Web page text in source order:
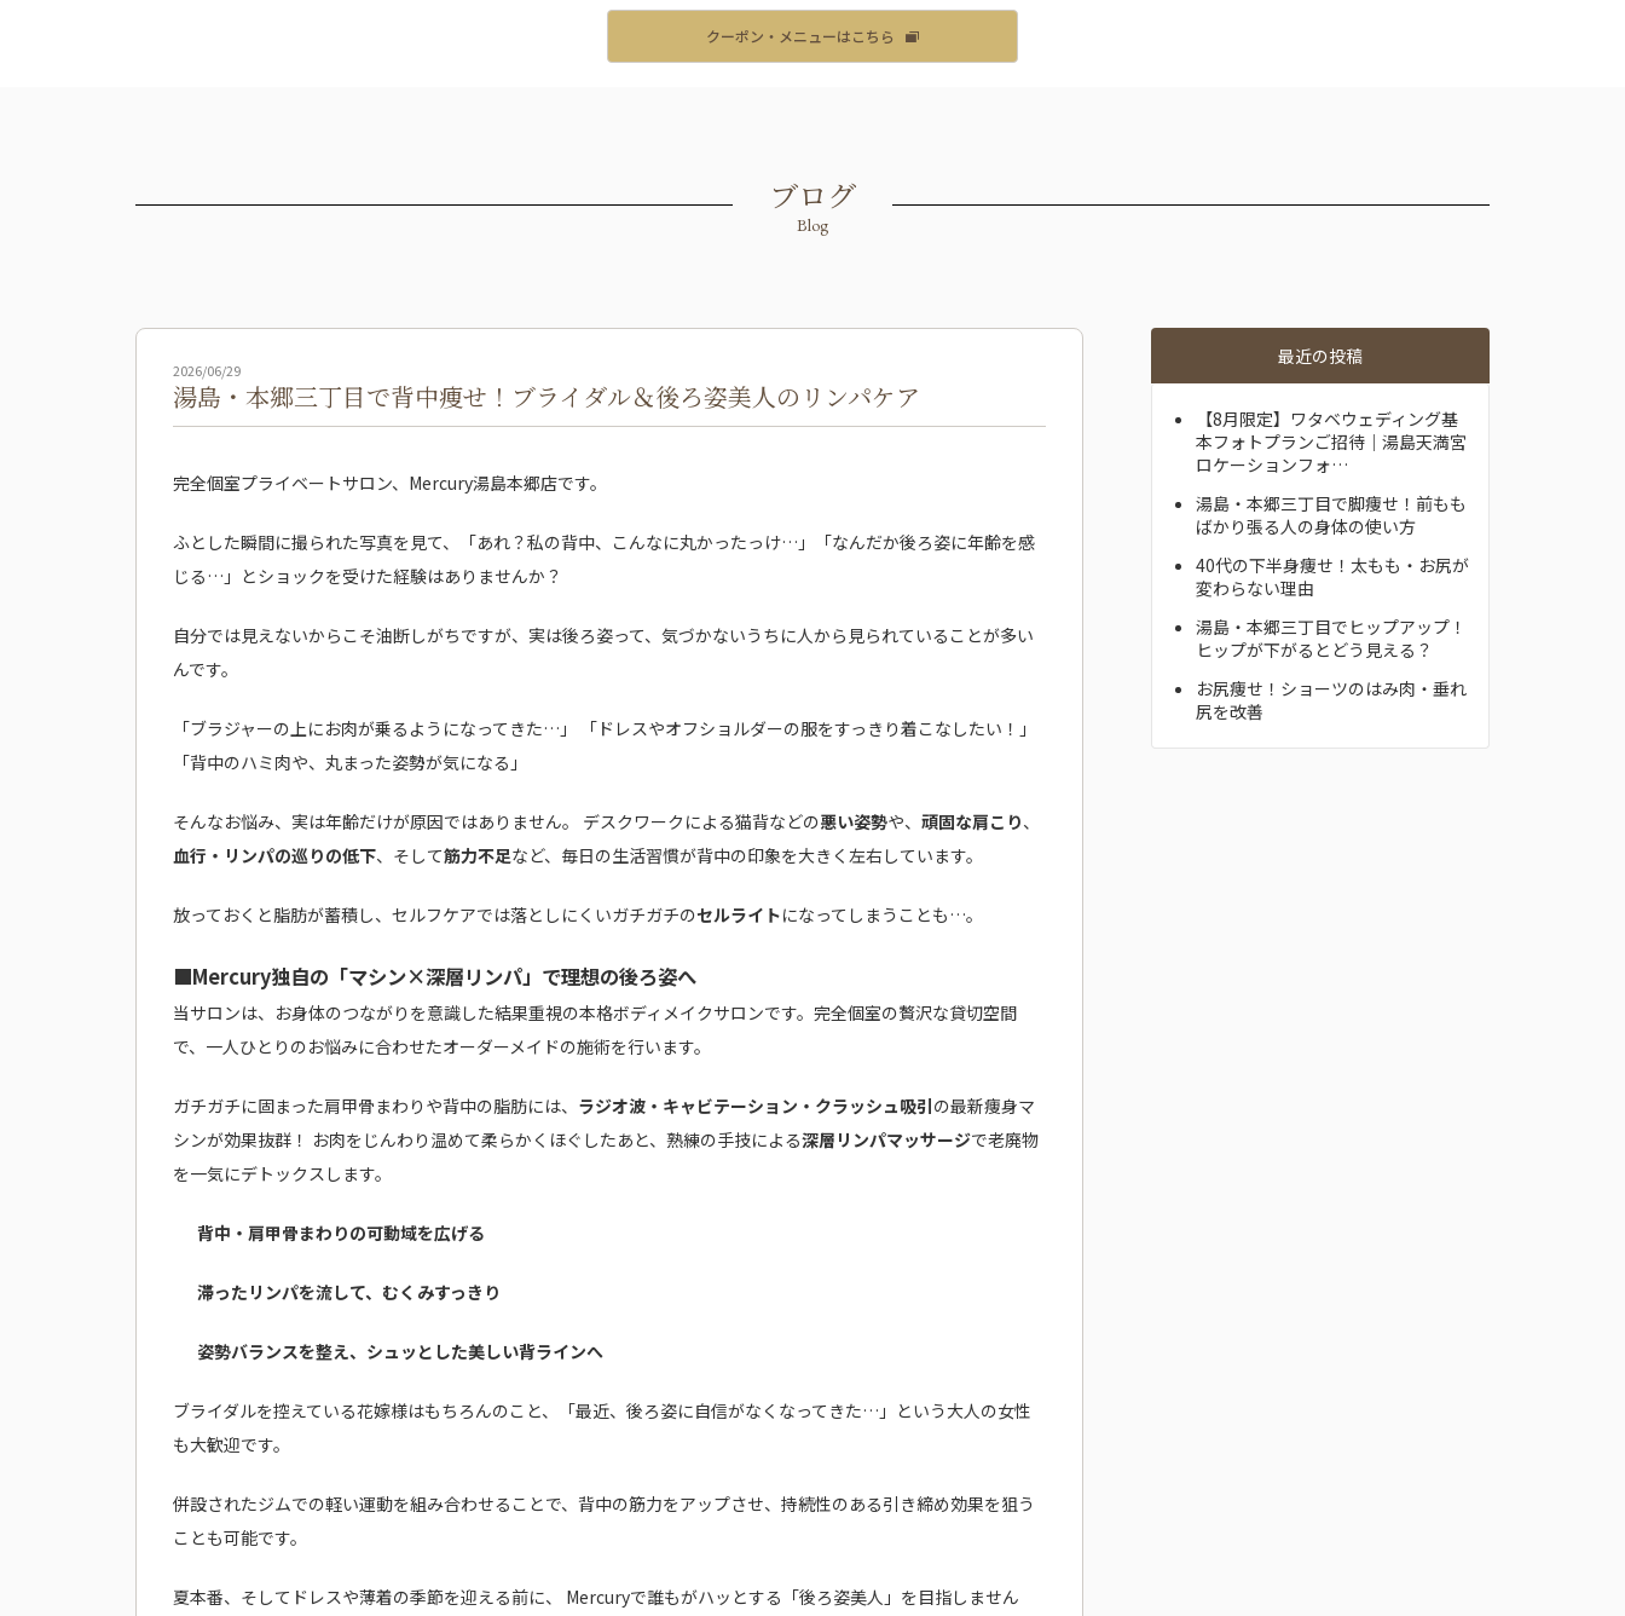
クーポン・メニューはこちら
ブログ
Blog
2026/06/29
湯島・本郷三丁目で背中痩せ！ブライダル＆後ろ姿美人のリンパケア
完全個室プライベートサロン、Mercury湯島本郷店です。
ふとした瞬間に撮られた写真を見て、「あれ？私の背中、こんなに丸かったっけ…」「なんだか後ろ姿に年齢を感
じる…」とショックを受けた経験はありませんか？
自分では見えないからこそ油断しがちですが、実は後ろ姿って、気づかないうちに人から見られていることが多い
んです。
「ブラジャーの上にお肉が乗るようになってきた…」 「ドレスやオフショルダーの服をすっきり着こなしたい！」
「背中のハミ肉や、丸まった姿勢が気になる」
そんなお悩み、実は年齢だけが原因ではありません。 デスクワークによる猫背などの悪い姿勢や、 頑固な肩こり、
血行・リンパの巡りの低下、そして筋力不足など、毎日の生活習慣が背中の印象を大きく左右しています。
放っておくと脂肪が蓄積し、セルフケアでは落としにくいガチガチのセルライトになってしまうことも…。
■Mercury独自の「マシン×深層リンパ」で理想の後ろ姿へ
当サロンは、お身体のつながりを意識した結果重視の本格ボディメイクサロンです。完全個室の贅沢な貸切空間
で、一人ひとりのお悩みに合わせたオーダーメイドの施術を行います。
ガチガチに固まった肩甲骨まわりや背中の脂肪には、 ラジオ波・キャビテーション・クラッシュ吸引の最新痩身マ
シンが効果抜群！ お肉をじんわり温めて柔らかくほぐしたあと、熟練の手技による深層リンパマッサージで老廃物
を一気にデトックスします。
背中・肩甲骨まわりの可動域を広げる
滞ったリンパを流して、むくみすっきり
姿勢バランスを整え、シュッとした美しい背ラインへ
ブライダルを控えている花嫁様はもちろんのこと、「最近、後ろ姿に自信がなくなってきた…」という大人の女性
も大歓迎です。
併設されたジムでの軽い運動を組み合わせることで、背中の筋力をアップさせ、持続性のある引き締め効果を狙う
ことも可能です。
夏本番、そしてドレスや薄着の季節を迎える前に、 Mercuryで誰もがハッとする「後ろ姿美人」を目指しません
最近の投稿
【8月限定】ワタベウェディング基
本フォトプランご招待｜湯島天満宮
ロケーションフォ…
湯島・本郷三丁目で脚痩せ！前もも
ばかり張る人の身体の使い方
40代の下半身痩せ！太もも・お尻が
変わらない理由
湯島・本郷三丁目でヒップアップ！
ヒップが下がるとどう見える？
お尻痩せ！ショーツのはみ肉・垂れ
尻を改善